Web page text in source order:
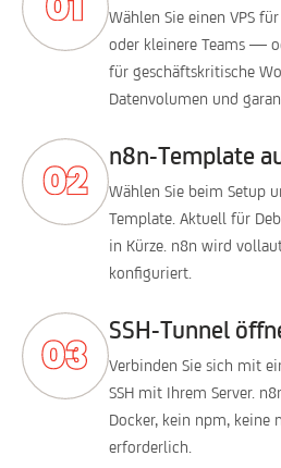
Wählen Sie einen VPS
oder kleinere Teams —
für geschäftskritische
Datenvolumen und
n8n-Template
Wählen Sie beim Setup
Template. Aktuell für
in Kürze. n8n wird
konfiguriert.
SSH-Tunnel
Verbinden Sie sich mit
SSH mit Ihrem Server.
Docker, kein npm, keine
erforderlich.